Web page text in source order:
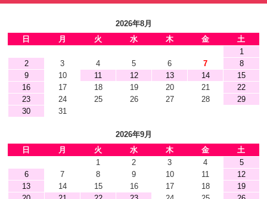
2026年8月
日
月 火 水 木 金
土
1
2
3 4 5 6 7
8
9
10 11 12 13 14
15
16
17 18 19 20 21
22
23
24 25 26 27 28
29
30
31
2026年9月
日
月 火 水 木 金
土
1
2 3 4
5
6
7 8 9 10 11
12
13
14 15 16 17 18
19